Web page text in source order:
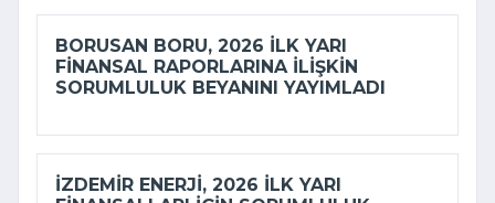
BORUSAN BORU, 2026 ILK YARI
FINANSAL RAPORLARINA ILIŞKIN
SORUMLULUK BEYANINI YAYIMLADI
İZDEMİR ENERJI, 2026 ILK YARI